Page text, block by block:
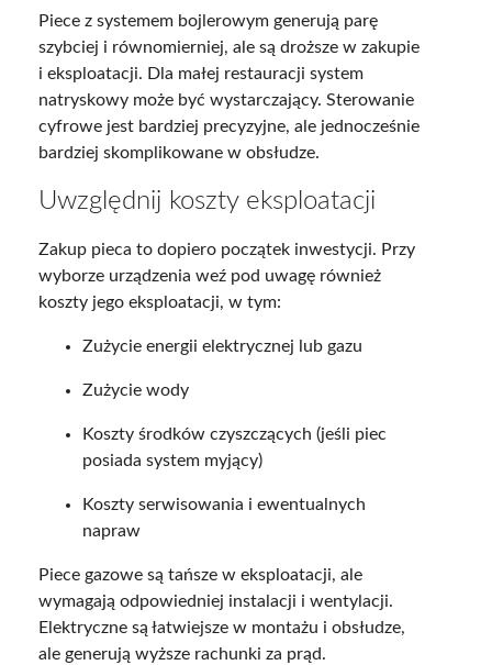
Piece z systemem bojlerowym generują parę
szybciej i równomierniej, ale są droższe w zakupie
i eksploatacji. Dla małej restauracji system
natryskowy może być wystarczający. Sterowanie
cyfrowe jest bardziej precyzyjne, ale jednocześnie
bardziej skomplikowane w obsłudze.
Uwzględnij koszty eksploatacji
Zakup pieca to dopiero początek inwestycji. Przy
wyborze urządzenia weź pod uwagę również
koszty jego eksploatacji, w tym:
Zużycie energii elektrycznej lub gazu
Zużycie wody
Koszty środków czyszczących (jeśli piec
posiada system myjący)
Koszty serwisowania i ewentualnych
napraw
Piece gazowe są tańsze w eksploatacji, ale
wymagają odpowiedniej instalacji i wentylacji.
Elektryczne są łatwiejsze w montażu i obsłudze,
ale generują wyższe rachunki za prąd.